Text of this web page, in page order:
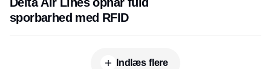
sporbarhed med RFID
Indlæs flere